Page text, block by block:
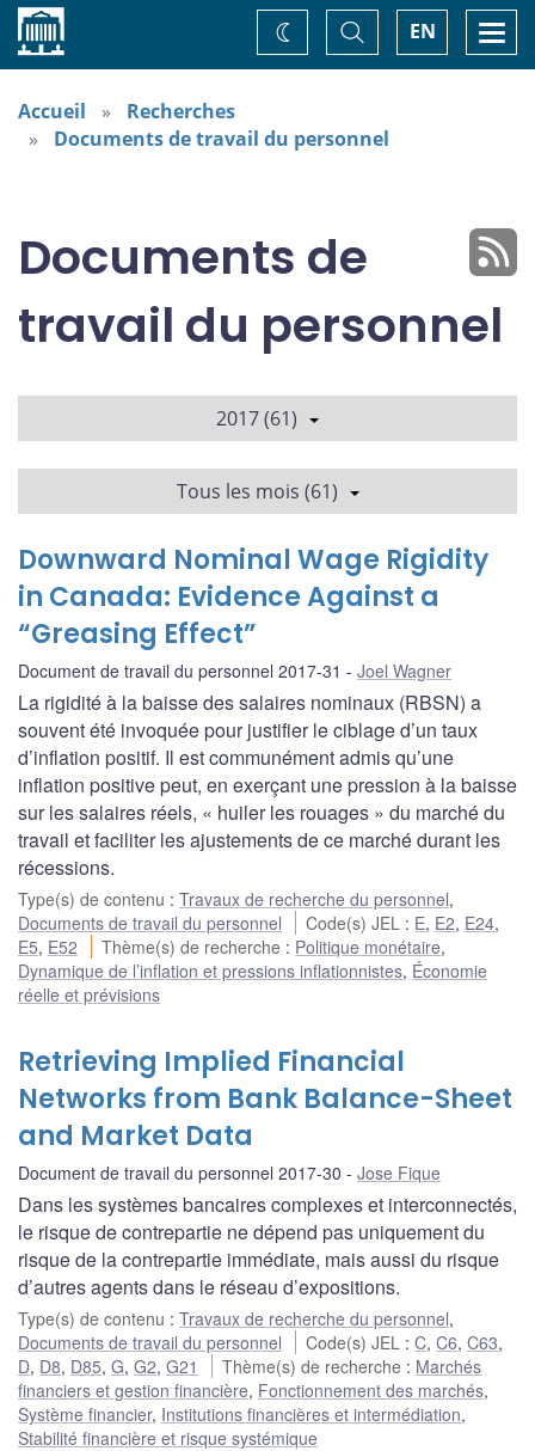
Accueil EN
Basculer
la
recherche
Changez
de
Accueil
Recherches
Documents de travail du personnel
Documents de
travail du personnel
2017 (61)
Tous les mois (61)
Downward Nominal Wage Rigidity
in Canada: Evidence Against a
“Greasing Effect”
Document de travail du personnel 2017-31 Joel Wagner
La rigidité à la baisse des salaires nominaux (RBSN) a
souvent été invoquée pour justifier le ciblage d’un taux
d’inflation positif. Il est communément admis qu’une
inflation positive peut, en exerçant une pression à la baisse
sur les salaires réels, « huiler les rouages » du marché du
travail et faciliter les ajustements de ce marché durant les
récessions.
Type(s) de contenu : Travaux de recherche du personnel,
Documents de travail du personnel
Code(s) JEL : E, E2, E24,
E5, E52 Thème(s) de recherche : Politique monétaire,
Dynamique de l’inflation et pressions inflationnistes, Économie
réelle et prévisions
Retrieving Implied Financial
Networks from Bank Balance-Sheet
and Market Data
Document de travail du personnel 2017-30 Jose Fique
Dans les systèmes bancaires complexes et interconnectés,
le risque de contrepartie ne dépend pas uniquement du
risque de la contrepartie immédiate, mais aussi du risque
d’autres agents dans le réseau d’expositions.
Type(s) de contenu : Travaux de recherche du personnel,
Documents de travail du personnel
Code(s) JEL :C,C6,C63,
D, D8, D85, G, G2, G21 Thème(s) de recherche : Marchés
financiers et gestion financière, Fonctionnement des marchés,
Système financier, Institutions financières et intermédiation,
Stabilité financière et risque systémique